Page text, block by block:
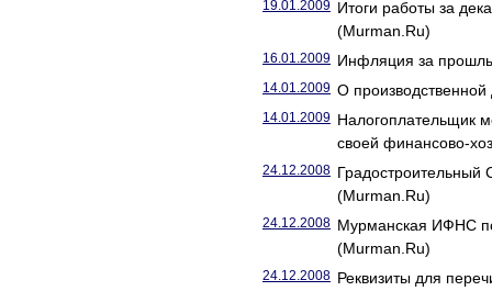
19.01.2009 Итоги работы за
(Murman.Ru)
16.01.2009 Инфляция за
14.01.2009 О
14.01.2009 Налогоплательщик
своей финансово-
24.12.2008 Градостроительный
(Murman.Ru)
24.12.2008 Мурманская ИФНС
(Murman.Ru)
24.12.2008 Реквизиты для